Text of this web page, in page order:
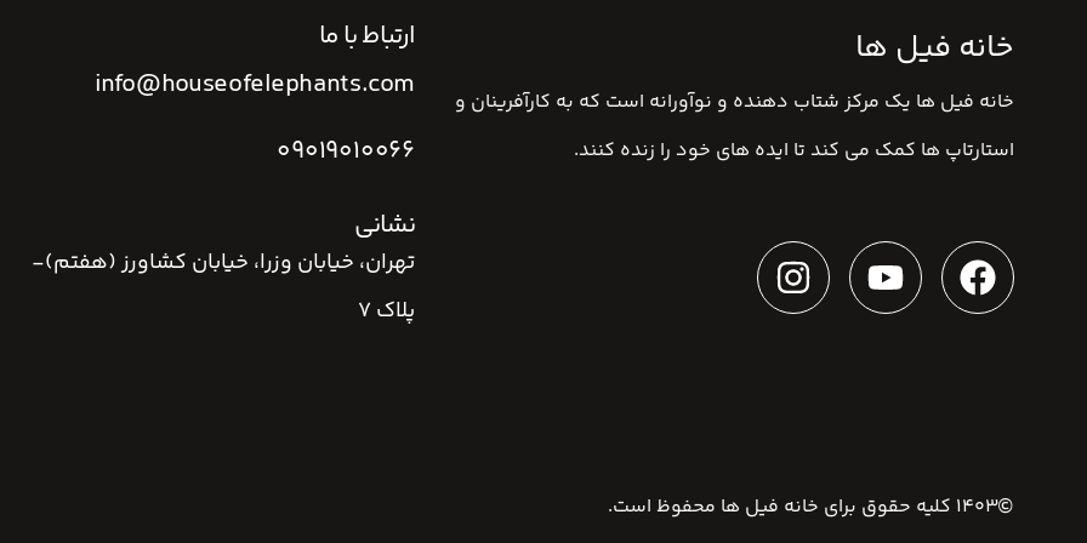
خانه فیل ها
خانه فیل ها یک مرکز شتاب دهنده و نوآورانه است که به کارآفرینان و
استارتاپ ها کمک می کند تا ایده های خود را زنده کنند.
ارتباط با ما
info@houseofelephants.com
09019010066
نشانی
تهران، خیابان وزرا، خیابان کشاورز (هفتم)-
پلاک 7
©1403 کلیه حقوق برای خانه فیل ها محفوظ است.